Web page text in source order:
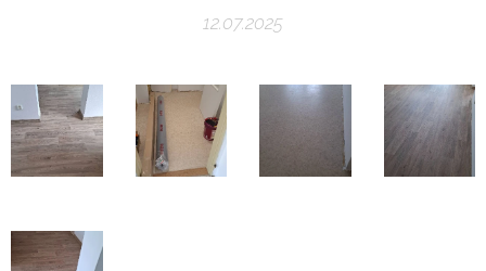
12.07.2025